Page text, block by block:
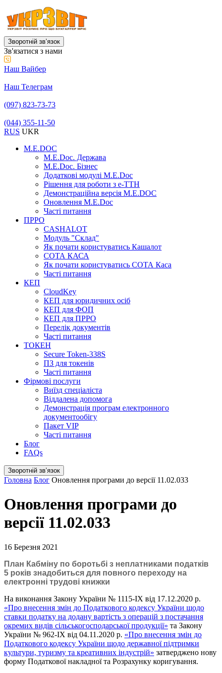
Зворотній звʼязок
Зв'язатися з нами
Наш Вайбер
Наш Телеграм
(097) 823-73-73
(044) 355-11-50
RUS UKR
M.E.DOC
M.E.Doc. Держава
M.E.Doc. Бізнес
Додаткові модулі M.E.Doc
Рішення для роботи з е-ТТН
Демонстраційна версія M.E.DOC
Оновлення M.E.Doc
Часті питання
ПРРО
CASHALOT
Модуль "Склад"
Як почати користуватись Кашалот
СОТА КАСА
Як почати користуватись СОТА Каса
Часті питання
КЕП
CloudKey
КЕП для юридичних осіб
КЕП для ФОП
КЕП для ПРРО
Перелік документів
Часті питання
ТОКЕН
Secure Token-338S
ПЗ для токенів
Часті питання
Фірмові послуги
Виїзд спеціаліста
Віддалена допомога
Демонстрація програм електронного
документообігу
Пакет VIP
Часті питання
Блог
FAQs
Зворотній звʼязок
Головна Блог Оновлення програми до версії 11.02.033
Оновлення програми до
версії 11.02.033
16 Березня 2021
План Кабміну по боротьбі з неплатниками податків
5 років знадобиться для повного переходу на
електронні трудові книжки
На виконання Закону України № 1115-IX від 17.12.2020 р.
«Про внесення змін до Податкового кодексу України щодо
ставки податку на додану вартість з операцій з постачання
окремих видів сільськогосподарської продукції» та Закону
України № 962-IX від 04.11.2020 р. «Про внесення змін до
Податкового кодексу України щодо державної підтримки
культури, туризму та креативних індустрій» затверджено нову
форму Податкової накладної та Розрахунку коригування.